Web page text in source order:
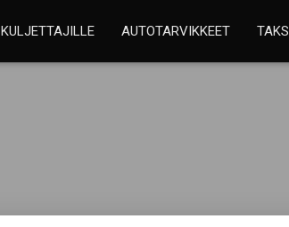
KULJETTAJILLE AUTOTARVIKKEET